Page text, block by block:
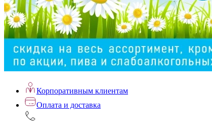
Корпоративным клиентам
Оплата и доставка